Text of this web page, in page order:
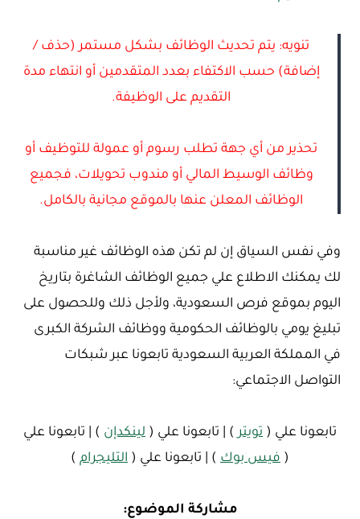
تنويه: يتم تحديث الوظائف بشكل مستمر (حذف /
إضافة) حسب الاكتفاء بعدد المتقدمين أو انتهاء مدة
التقديم على الوظيفة.
تحذير من أي جهة تطلب رسوم أو عمولة للتوظيف أو
وظائف الوسيط المالي أو مندوب تحويلات، فجميع
الوظائف المعلن عنها بالموقع مجانية بالكامل.
وفي نفس السياق إن لم تكن هذه الوظائف غير مناسبة
لك يمكنك الاطلاع علي جميع الوظائف الشاغرة بتاريخ
اليوم بموقع فرص السعودية، ولأجل ذلك وللحصول على
تبليغ يومي بالوظائف الحكومية ووظائف الشركة الكبرى
في المملكة العربية السعودية تابعونا عبر شبكات
التواصل الاجتماعي:
تابعونا علي ( تويتر ) | تابعونا علي ( لينكدإن ) | تابعونا علي
( فيس بوك ) | تابعونا علي ( التليجرام )
مشاركة الموضوع: